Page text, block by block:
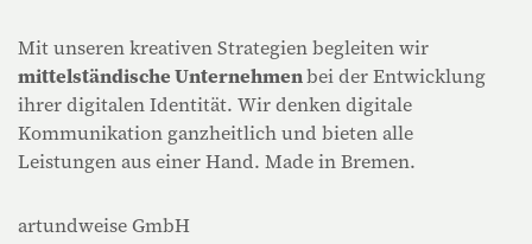
Mit unseren kreativen Strategien begleiten wir
mittelständische Unternehmenbei der Entwicklung
ihrer digitalen Identität. Wir denken digitale
Kommunikation ganzheitlich und bieten alle
Leistungen aus einer Hand. Made in Bremen.
artundweise GmbH